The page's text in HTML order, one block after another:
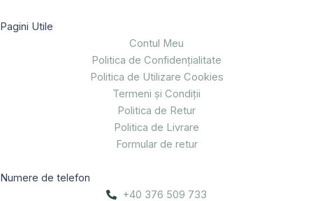
Pagini Utile
Contul Meu
Politica de Confidențialitate
Politica de Utilizare Cookies
Termeni și Condiții
Politica de Retur
Politica de Livrare
Formular de retur
Numere de telefon
+40 376 509 733